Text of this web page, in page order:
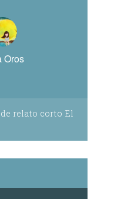
Oros
relato corto El